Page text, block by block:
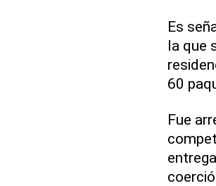
Es
la que
60
Fue